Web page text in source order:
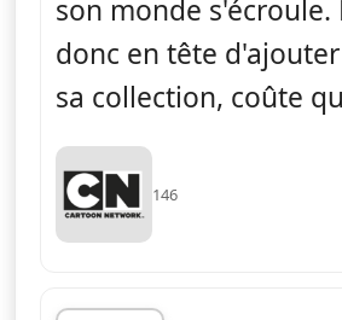
son monde s'écroule.
donc en tête
sa collection, coûte
146